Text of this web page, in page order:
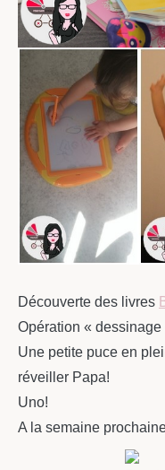
Découverte des livres
Opération «
Une petite puce en
réveiller Papa!
Uno!
A la semaine